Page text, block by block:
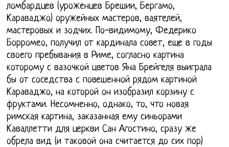
ломбардцев (уроженцев Брешии, Бергамо,
Караваджо) оружейных мастеров, ваятелей,
мастеровых и зодчих. По-видимому, Федерико
Борромео, получил от кардинала совет, еще в годы
своего пребывания в Риме, согласно картина
которому с вазочкой цветов Яна Брейгеля выиграла
бы от соседства с повешенной рядом картиной
Караваджо, на которой он изобразил корзину с
фруктами. Несомненно, однако, то, что новая
римская картина, заказанная ему синьорами
Каваллетти для церкви Сан Агостино, сразу же
обрела вид (и таковой она считается до сих пор)